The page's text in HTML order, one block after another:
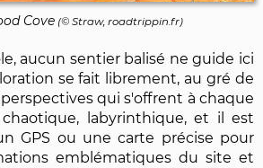
Cove (© Straw, roadtrippin.fr)
aucun sentier balisé ne guide ici
se fait librement, au gré de
qui s'offrent à chaque
labyrinthique, et il est
GPS ou une carte précise pour
emblématiques du site et